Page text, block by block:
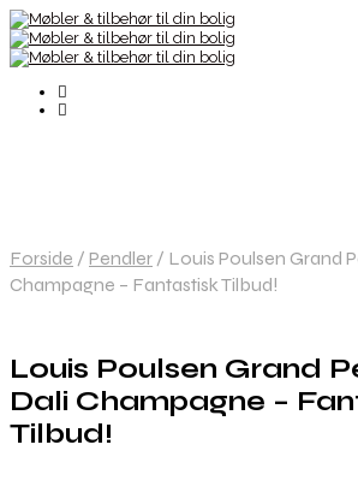
Forside / Pendler / Louis Poulsen Grand
Champagne – Fantastisk Tilbud!
Louis Poulsen Grand
Dali Champagne –
Tilbud!